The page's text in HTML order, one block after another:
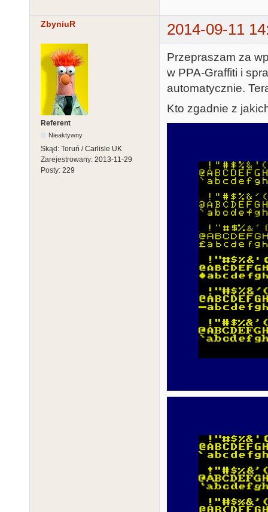
ZbyniuR 2014-09-11
Referent
Nieaktywny
Skąd: Toruń / Carlisle UK
Zarejestrowany: 2013-11-29
Posty: 229
Przepraszam za
w PPA-Graffiti i
automatycznie.
Kto zgadnie z